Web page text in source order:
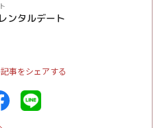
ンタルデート
事をシェアする